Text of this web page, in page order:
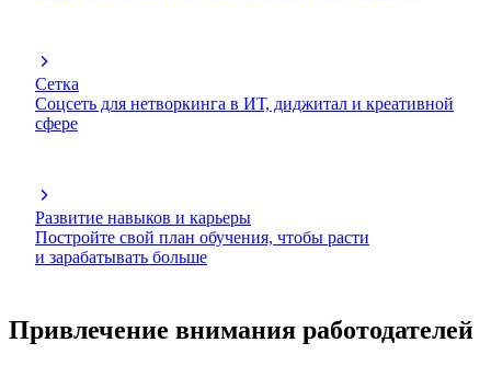
Сетка
Соцсеть для нетворкинга в ИТ, диджитал и креативной
сфере
Развитие навыков и карьеры
Постройте свой план обучения, чтобы расти
и зарабатывать больше
Привлечение внимания работодателей